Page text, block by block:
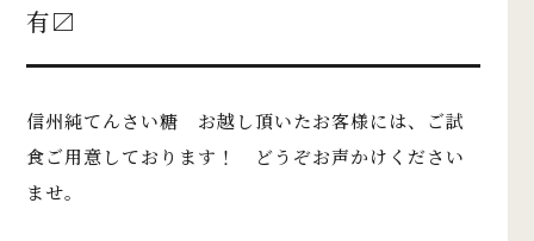
有〼
信州純てんさい糖 お越し頂いたお客様には、ご試
食ご用意しております！ どうぞお声かけください
ませ。